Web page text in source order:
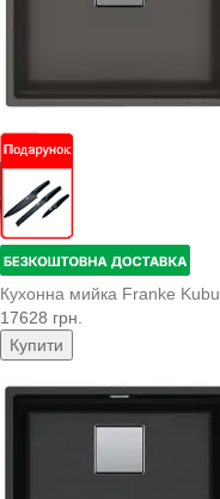
Кухонна мийка Franke
17628 грн.
Купити